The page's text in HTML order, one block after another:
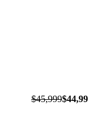
$45,999